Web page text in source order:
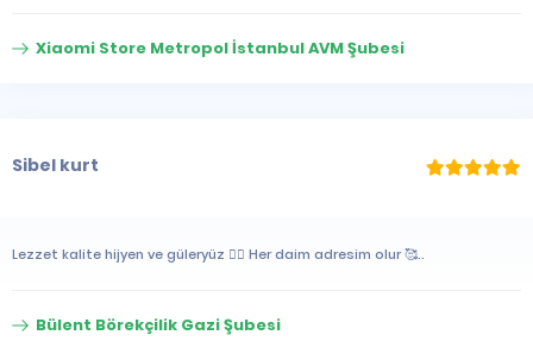
Xiaomi Store Metropol İstanbul AVM Şubesi
Sibel kurt
Lezzet kalite hijyen ve güleryüz 👍🏻 Her daim adresim olur 🥰..
Bülent Börekçilik Gazi Şubesi